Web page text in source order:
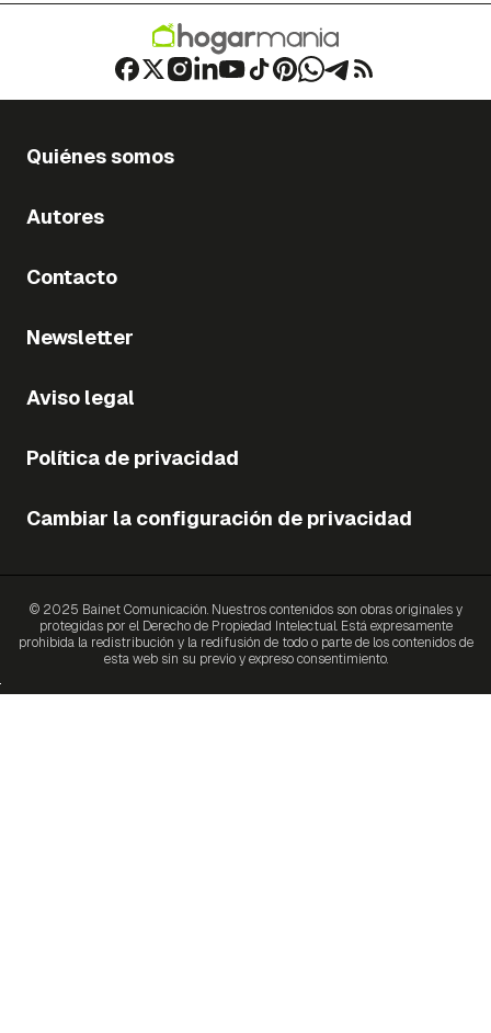
Quiénes somos
Autores
Contacto
Newsletter
Aviso legal
Política de privacidad
Cambiar la configuración de privacidad
© 2025 Bainet Comunicación. Nuestros contenidos son obras originales y
protegidas por el Derecho de Propiedad Intelectual. Está expresamente
prohibida la redistribución y la redifusión de todo o parte de los contenidos de
esta web sin su previo y expreso consentimiento.